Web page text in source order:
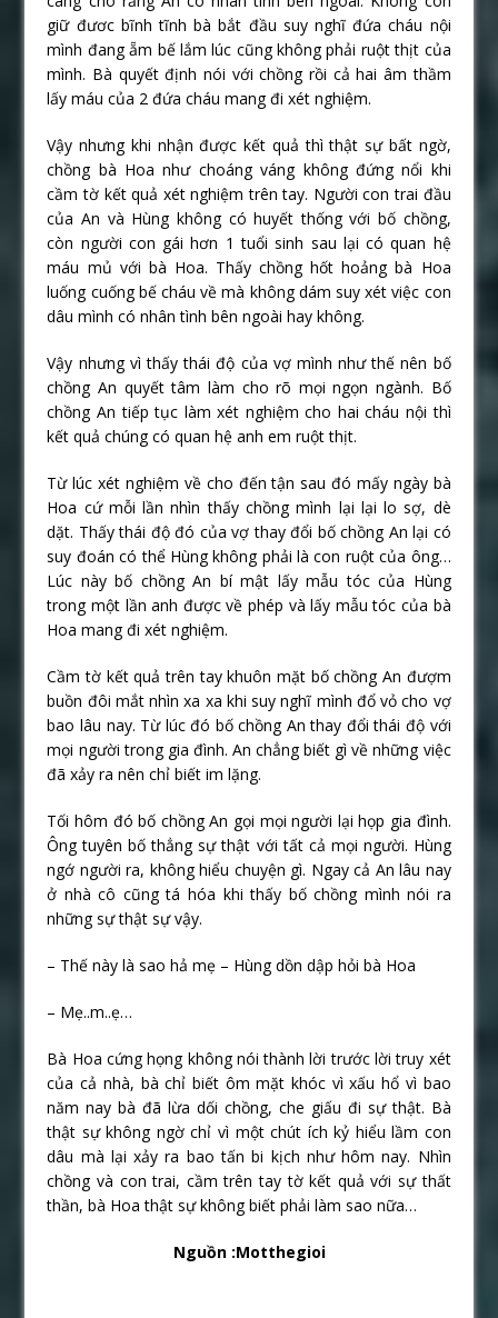
giữ đươc bĩnh tĩnh bà bắt đầu suy nghĩ đứa cháu nội
mình đang ẵm bế lắm lúc cũng không phải ruột thịt của
mình. Bà quyết định nói với chồng rồi cả hai âm thầm
lấy máu của 2 đứa cháu mang đi xét nghiệm.
Vậy nhưng khi nhận được kết quả thì thật sự bất ngờ,
chồng bà Hoa như choáng váng không đứng nổi khi
cầm tờ kết quả xét nghiệm trên tay. Người con trai đầu
của An và Hùng không có huyết thống với bố chồng,
còn người con gái hơn 1 tuổi sinh sau lại có quan hệ
máu mủ với bà Hoa. Thấy chồng hốt hoảng bà Hoa
luống cuống bế cháu về mà không dám suy xét việc con
dâu mình có nhân tình bên ngoài hay không.
Vậy nhưng vì thấy thái độ của vợ mình như thế nên bố
chồng An quyết tâm làm cho rõ mọi ngọn ngành. Bố
chồng An tiếp tục làm xét nghiệm cho hai cháu nội thì
kết quả chúng có quan hệ anh em ruột thịt.
Từ lúc xét nghiệm về cho đến tận sau đó mấy ngày bà
Hoa cứ mỗi lần nhìn thấy chồng mình lại lại lo sợ, dè
dặt. Thấy thái độ đó của vợ thay đổi bố chồng An lại có
suy đoán có thể Hùng không phải là con ruột của ông…
Lúc này bố chồng An bí mật lấy mẫu tóc của Hùng
trong một lần anh được về phép và lấy mẫu tóc của bà
Hoa mang đi xét nghiệm.
Cầm tờ kết quả trên tay khuôn mặt bố chồng An đượm
buồn đôi mắt nhìn xa xa khi suy nghĩ mình đổ vỏ cho vợ
bao lâu nay. Từ lúc đó bố chồng An thay đổi thái độ với
mọi người trong gia đình. An chẳng biết gì về những việc
đã xảy ra nên chỉ biết im lặng.
Tối hôm đó bố chồng An gọi mọi người lại họp gia đình.
Ông tuyên bố thẳng sự thật với tất cả mọi người. Hùng
ngớ người ra, không hiểu chuyện gì. Ngay cả An lâu nay
ở nhà cô cũng tá hóa khi thấy bố chồng mình nói ra
những sự thật sự vậy.
– Thế này là sao hả mẹ – Hùng dồn dập hỏi bà Hoa
– Mẹ..m..ẹ…
Bà Hoa cứng họng không nói thành lời trước lời truy xét
của cả nhà, bà chỉ biết ôm mặt khóc vì xấu hổ vì bao
năm nay bà đã lừa dối chồng, che giấu đi sự thật. Bà
thật sự không ngờ chỉ vì một chút ích kỷ hiểu lầm con
dâu mà lại xảy ra bao tấn bi kịch như hôm nay. Nhìn
chồng và con trai, cầm trên tay tờ kết quả với sự thất
thần, bà Hoa thật sự không biết phải làm sao nữa…
Nguồn :Motthegioi